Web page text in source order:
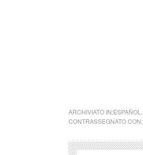
ARCHIVIATO IN:ESPAÑOL
CONTRASSEGNATO CON: